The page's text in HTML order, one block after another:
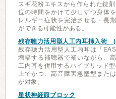
スギ花粉エキスから作られた錠
位の時間をかけて少しずつ身体
レルギー症状を完治させる・長
ができる可能性がある。
残存聴力活用型人工内耳挿入術
残存聴力活用型人工内耳は「
増幅する補聴器で補いながら、
工内耳を併用するハイブリッド
上でかつ、高音障害急墜型また
が対象。
星状神経節ブロック